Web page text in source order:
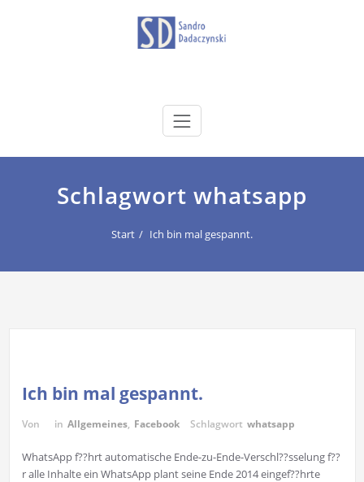
dadaczynski.de
Schlagwort whatsapp
Start Ich bin mal gespannt.
Ich bin mal gespannt.
Von in Allgemeines, Facebook Schlagwort whatsapp
WhatsApp f??hrt automatische Ende-zu-Ende-Verschl??sselung f??
r alle Inhalte ein WhatsApp plant seine Ende 2014 eingef??hrte